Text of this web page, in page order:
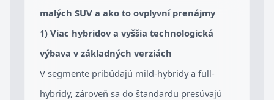
malých SUV a ako to ovplyvní prenájmy
1) Viac hybridov a vyššia technologická
výbava v základných verziách
V segmente pribúdajú mild-hybridy a full-
hybridy, zároveň sa do štandardu presúvajú